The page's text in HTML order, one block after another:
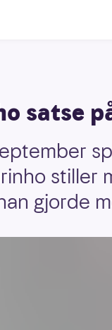
satse
stiller
gjorde